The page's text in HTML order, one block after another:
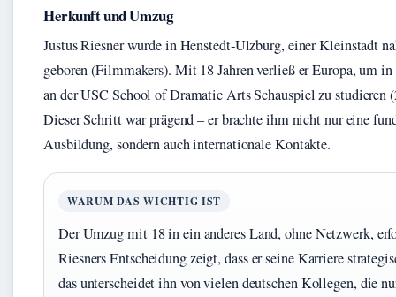
Herkunft und Umzug
Justus Riesner wurde in Henstedt‑Ulzburg, einer Kleinstadt
geboren (Filmmakers). Mit 18 Jahren verließ er Europa, um
an der USC School of Dramatic Arts Schauspiel zu studieren
Dieser Schritt war prägend – er brachte ihm nicht nur eine
Ausbildung, sondern auch internationale Kontakte.
WARUM DAS WICHTIG IST
Der Umzug mit 18 in ein anderes Land, ohne Netzwerk,
Riesners Entscheidung zeigt, dass er seine Karriere
das unterscheidet ihn von vielen deutschen Kollegen, die